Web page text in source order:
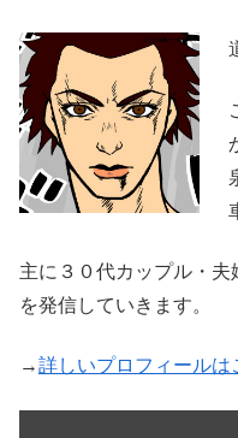
主に３０代カップル・
を発信していきます。
→詳しいプロフィールは